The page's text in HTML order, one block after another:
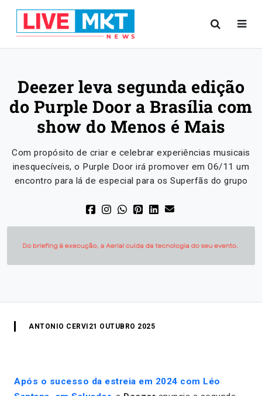
Deezer leva segunda edição
do Purple Door a Brasília com
show do Menos é Mais
Com propósito de criar e celebrar experiências musicais
inesquecíveis, o Purple Door irá promover em 06/11 um
encontro para lá de especial para os Superfãs do grupo
ANTONIO CERVI 21 OUTUBRO 2025
Após o sucesso da estreia em 2024 com Léo